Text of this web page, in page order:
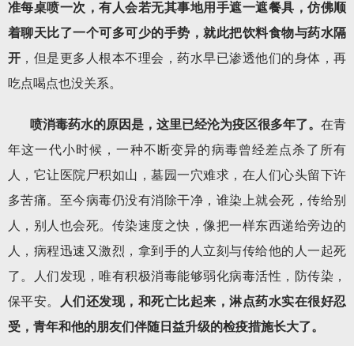
准每桌喷一次，有人会若无其事地用手遮一遮餐具，仿佛顺
着聊天比了一个可多可少的手势，就此把饮料食物与药水隔
开 ，但是更多人根本不理会，药水早已渗透他们的身体，再
吃点喝点也没关系。
喷消毒药水的原因是，这里已经沦为疫区很多年了。 在青
年这一代小时候，一种不断变异的病毒曾经差点杀了所有
人，它让医院尸积如山，墓园一穴难求，在人们心头留下许
多苦痛。至今病毒仍没有消除干净，谁染上就会死，传给别
人，别人也会死。传染速度之快，像把一样东西递给旁边的
人，病程迅速又激烈，拿到手的人立刻与传给他的人一起死
了。人们发现，唯有积极消毒能够弱化病毒活性，防传染，
保平安。
人们还发现，和死亡比起来，淋点药水实在很好忍
受，青年和他的朋友们伴随日益升级的检疫措施长大了。